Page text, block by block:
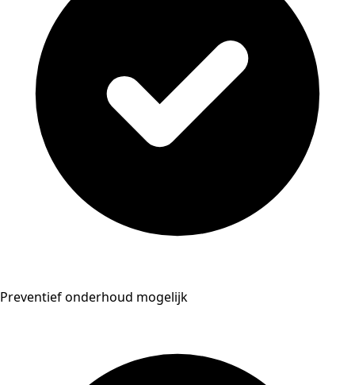
Preventief onderhoud mogelijk